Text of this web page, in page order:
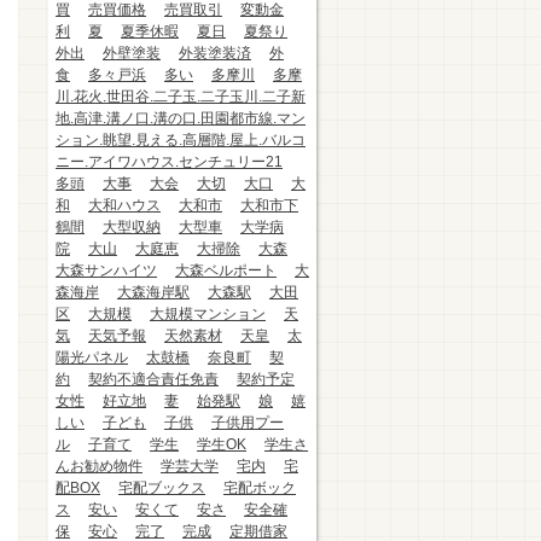
買
売買価格 売買取引
変動金
利
夏 夏季休暇 夏日
夏祭り
外出
外壁塗装 外装塗装済
外
食
多々戸浜 多い 多摩川
多摩
川.花火.世田谷.二子玉.二子玉川.二子新
地.高津.溝ノ口.溝の口.田園都市線.マン
ション.眺望.見える.高層階.屋上.バルコ
ニー.アイワハウス.センチュリー21
多頭
大事 大会 大切 大口
大
和
大和ハウス 大和市
大和市下
鶴間
大型収納 大型車
大学病
院
大山 大庭恵 大掃除
大森
大森サンハイツ
大森ベルポート
大
森海岸
大森海岸駅 大森駅
大田
区
大規模 大規模マンション
天
気
天気予報 天然素材 天皇
太
陽光パネル
太鼓橋 奈良町
契
約
契約不適合責任免責
契約予定
女性
好立地 妻 始発駅 娘
嬉
しい
子ども 子供
子供用プー
ル
子育て 学生 学生OK
学生さ
んお勧め物件
学芸大学 宅内
宅
配BOX
宅配ブックス
宅配ボック
ス
安い 安くて 安さ
安全確
保
安心 完了 完成
定期借家